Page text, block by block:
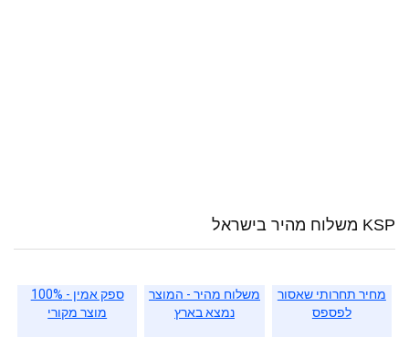
KSP משלוח מהיר בישראל
מחיר תחרותי שאסור
לפספס
משלוח מהיר - המוצר
נמצא בארץ
ספק אמין - 100%
מוצר מקורי